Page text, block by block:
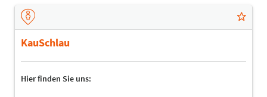
KauSchlau
Hier finden Sie uns: